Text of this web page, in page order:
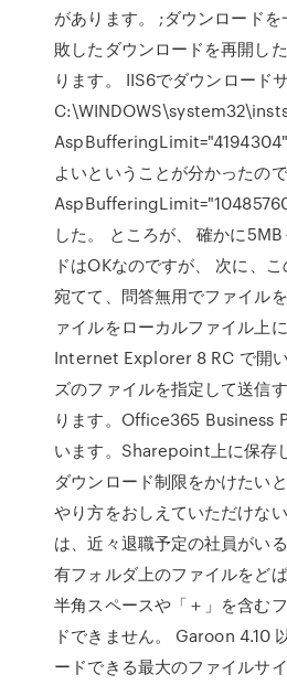
があります。 ;ダウンロード
敗したダウンロードを再開し
ります。 IIS6でダウンロード
よいということが分かったので
した。 ところが、 確かに
ドはOKなのですが、 次に、
宛てて、問答無用でファイル
ァイルをローカルファイル上
Internet Explorer 8 RC で開
ズのファイルを指定して送信
ります。Office365 Business
います。Sharepoint上に保存
ダウンロード制限をかけたい
やり方をおしえていただけな
は、近々退職予定の社員がい
有フォルダ上のファイルをど
半角スペースや「＋」を含む
ドできません。 Garoon 4.10
ードできる最大のファイルサ